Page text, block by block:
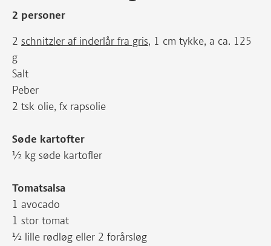
2 personer
2 schnitzler af inderlår fra gris, 1 cm tykke, a ca. 125
g
Salt
Peber
2 tsk olie, fx rapsolie
Søde kartofter
½ kg søde kartofler
Tomatsalsa
1 avocado
1 stor tomat
½ lille rødløg eller 2 forårsløg